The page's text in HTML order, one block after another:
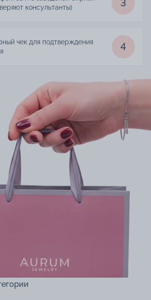
консультанты)
3
чек для подтверждения
4